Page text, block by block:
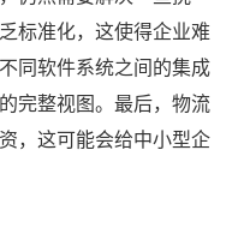
标准化，这使得企业难
同软件系统之间的集成
完整视图。最后，物流
，这可能会给中小型企